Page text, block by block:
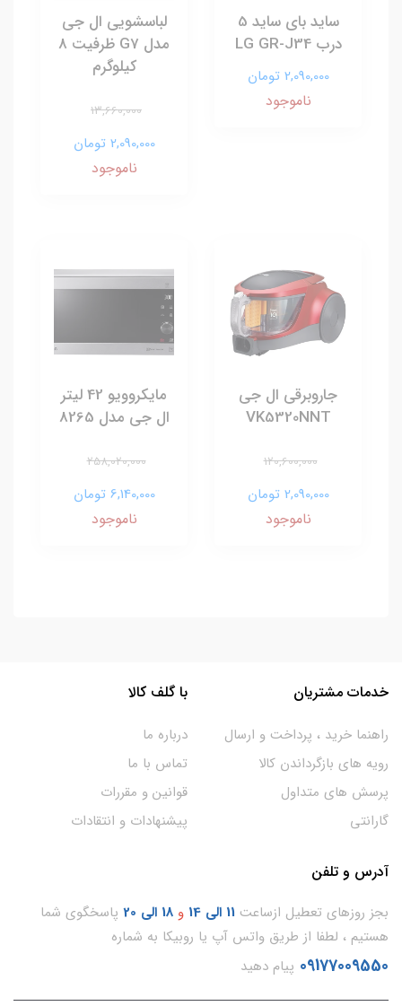
ساید بای ساید 5
درب LG GR-J34
2,090,000 تومان
ناموجود
لباسشویی ال جی
مدل G7 ظرفیت 8
کیلوگرم
13,660,000
2,090,000 تومان
ناموجود
جاروبرقی ال جی
VK5320NNT
120,600,000
2,090,000 تومان
ناموجود
مایکروویو 42 لیتر
ال جی مدل 8265
258,020,000
6,140,000 تومان
ناموجود
خدمات مشتریان
راهنما خرید ، پرداخت و ارسال
رویه های بازگرداندن کالا
پرسش های متداول
گارانتی
با گلف کالا
درباره ما
تماس با ما
قوانین و مقررات
پیشنهادات و انتقادات
آدرس و تلفن
بجز روزهای تعطیل ازساعت 11 الی 14 و 18 الی 20
پاسخگوی شما
هستیم ، لطفا از طریق واتس آپ یا روبیکا به شماره
09177009550 پیام دهید